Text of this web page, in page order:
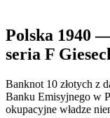
Polska 1940
seria F
Banknot 10 złotych z
Banku Emisyjnego w
okupacyjne władze